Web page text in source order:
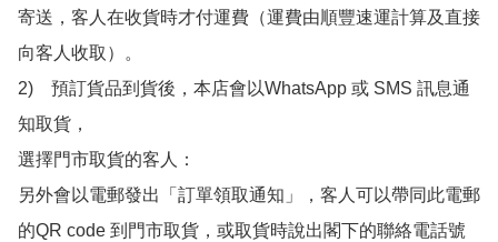
寄送，客人在收貨時才付運費（運費由順豐速運計算及直接
向客人收取）。
2)　預訂貨品到貨後，本店會以WhatsApp 或 SMS 訊息通
知取貨，
選擇門市取貨的客人：
另外會以電郵發出「訂單領取通知」，客人可以帶同此電郵
的QR code 到門市取貨，或取貨時說出閣下的聯絡電話號